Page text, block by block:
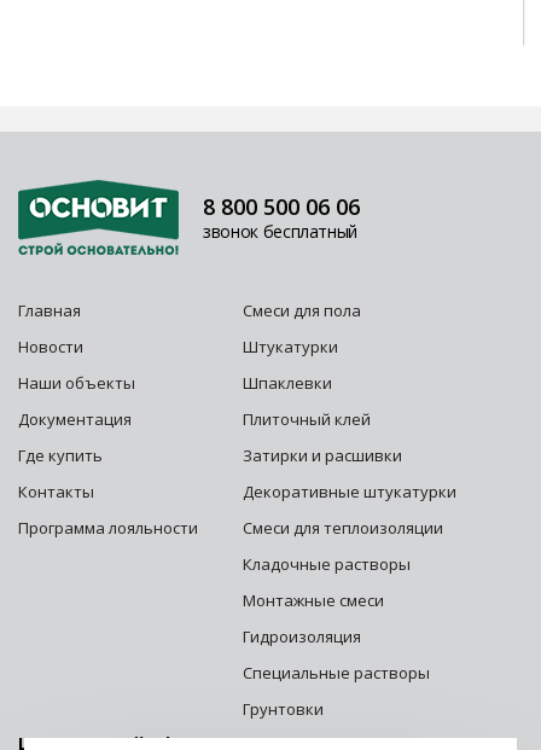
Главная
Новости
Наши объекты
Документация
Где купить
Контакты
Программа лояльности
Смеси для пола
Штукатурки
Шпаклевки
Плиточный клей
Затирки и расшивки
Декоративные штукатурки
Смеси для теплоизоляции
Кладочные растворы
Монтажные смеси
Гидроизоляция
Специальные растворы
Грунтовки
8 800 500 06 06
звонок бесплатный
Центральный офис г. Москва: